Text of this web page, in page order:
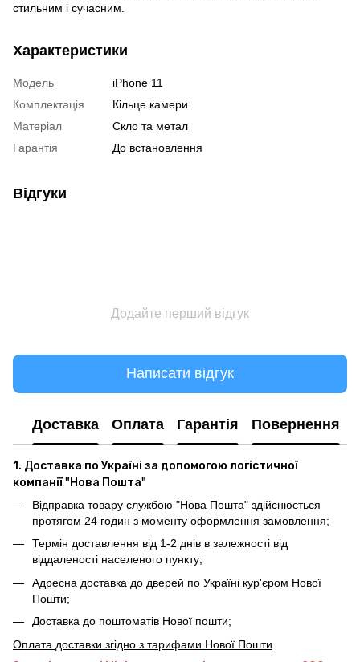
стильним і сучасним.
Характеристики
Модель
iPhone 11
Комплектація
Кільце камери
Матеріал
Скло та метал
Гарантія
До встановлення
Відгуки
Додайте перший відгук
Написати відгук
Доставка Оплата Гарантія Повернення
1. Доставка по Україні за допомогою логістичної
компанії "Нова Пошта"
Відправка товару службою "Нова Пошта" здійснюється
протягом 24 годин з моменту оформлення замовлення;
Термін доставлення від 1-2 днів в залежності від
віддаленості населеного пункту;
Адресна доставка до дверей по Україні кур'єром Нової
Пошти;
Доставка до поштоматів Нової пошти;
Оплата доставки згідно з тарифами Нової Пошти